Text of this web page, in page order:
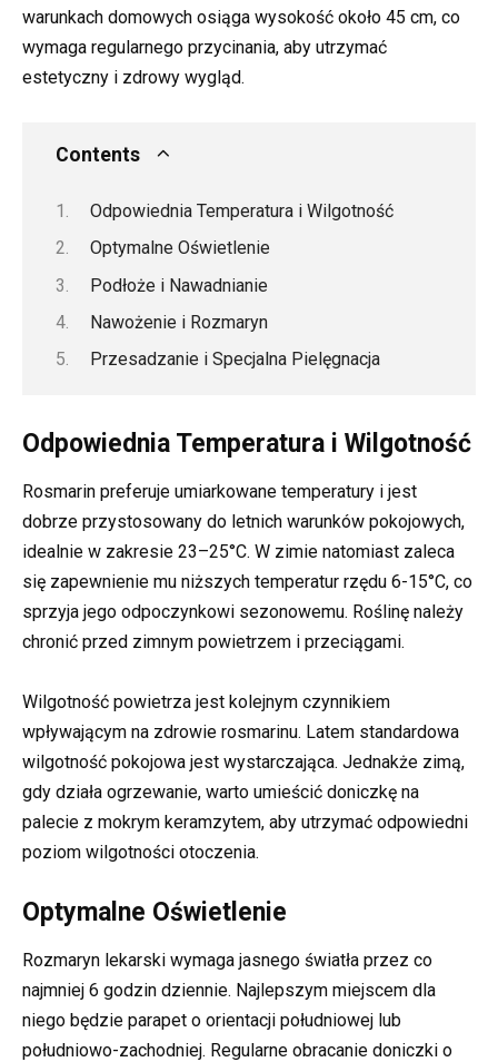
warunkach domowych osiąga wysokość około 45 cm, co
wymaga regularnego przycinania, aby utrzymać
estetyczny i zdrowy wygląd.
Contents
Odpowiednia Temperatura i Wilgotność
Optymalne Oświetlenie
Podłoże i Nawadnianie
Nawożenie i Rozmaryn
Przesadzanie i Specjalna Pielęgnacja
Odpowiednia Temperatura i Wilgotność
Rosmarin preferuje umiarkowane temperatury i jest
dobrze przystosowany do letnich warunków pokojowych,
idealnie w zakresie 23–25°C. W zimie natomiast zaleca
się zapewnienie mu niższych temperatur rzędu 6-15°C, co
sprzyja jego odpoczynkowi sezonowemu. Roślinę należy
chronić przed zimnym powietrzem i przeciągami.
Wilgotność powietrza jest kolejnym czynnikiem
wpływającym na zdrowie rosmarinu. Latem standardowa
wilgotność pokojowa jest wystarczająca. Jednakże zimą,
gdy działa ogrzewanie, warto umieścić doniczkę na
palecie z mokrym keramzytem, aby utrzymać odpowiedni
poziom wilgotności otoczenia.
Optymalne Oświetlenie
Rozmaryn lekarski wymaga jasnego światła przez co
najmniej 6 godzin dziennie. Najlepszym miejscem dla
niego będzie parapet o orientacji południowej lub
południowo-zachodniej. Regularne obracanie doniczki o